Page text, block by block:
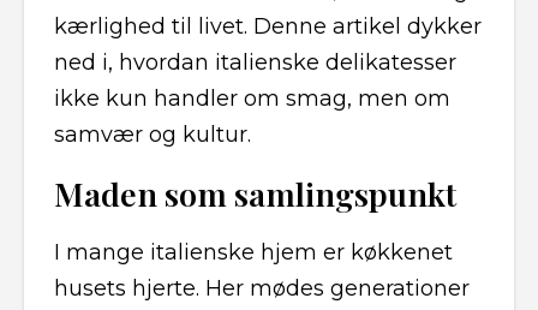
kærlighed til livet. Denne artikel dykker
ned i, hvordan italienske delikatesser
ikke kun handler om smag, men om
samvær og kultur.
Maden som samlingspunkt
I mange italienske hjem er køkkenet
husets hjerte. Her mødes generationer